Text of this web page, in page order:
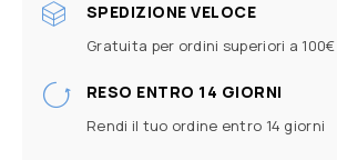
SPEDIZIONE VELOCE
Gratuita per ordini superiori a 100€
RESO ENTRO 14 GIORNI
Rendi il tuo ordine entro 14 giorni